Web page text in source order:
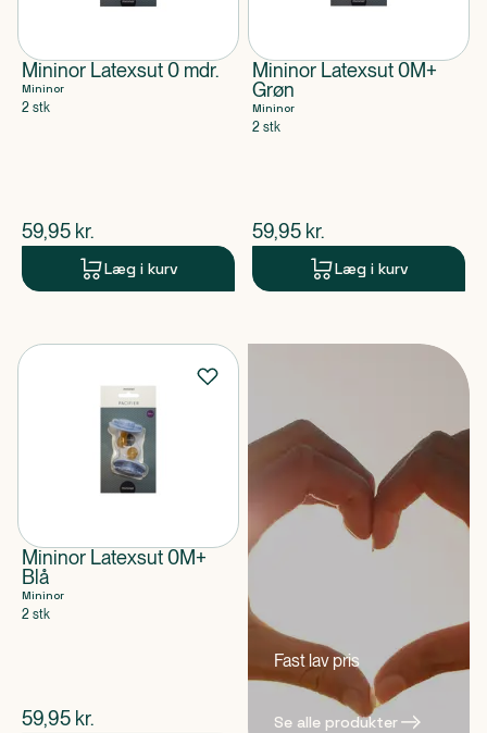
Mininor Latexsut 0 mdr.
Mininor
2 stk
$nuværende pris
59,95 kr.
Læg i kurv
Mininor Latexsut 0M+
Grøn
Mininor
2 stk
$nuværende pris
59,95 kr.
Læg i kurv
Mininor Latexsut 0M+
Blå
Mininor
2 stk
$nuværende pris
59,95 kr.
Fast lav pris
Se alle produkter